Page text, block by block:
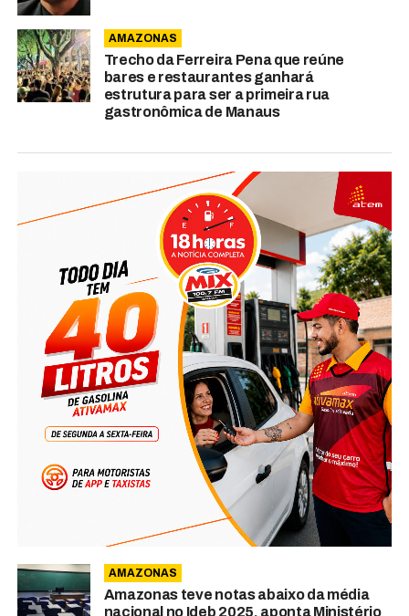
AMAZONAS
Trecho da Ferreira Pena que reúne
bares e restaurantes ganhará
estrutura para ser a primeira rua
gastronômica de Manaus
AMAZONAS
Amazonas teve notas abaixo da média
nacional no Ideb 2025, aponta Ministério